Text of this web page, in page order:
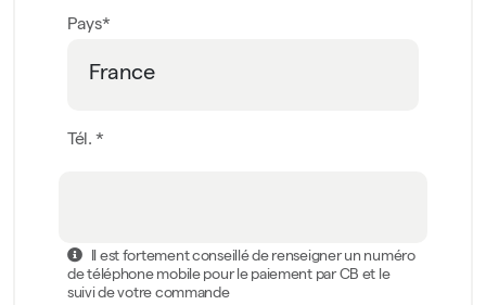
Pays*
Tél. *
Il est fortement conseillé de renseigner un numéro
de téléphone mobile pour le paiement par CB et le
suivi de votre commande